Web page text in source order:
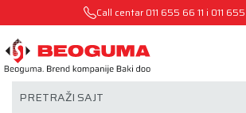
Call centar 011 655 66 11 i 011
PRETRAŽI SAJT